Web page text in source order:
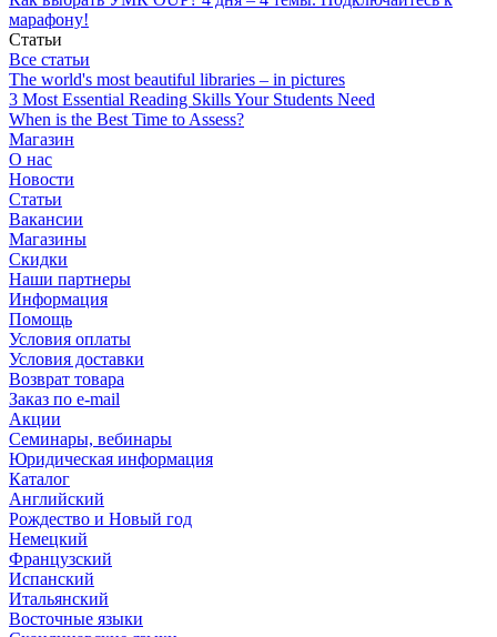
марафону!
Статьи
Все статьи
The world's most beautiful libraries – in pictures
3 Most Essential Reading Skills Your Students Need
When is the Best Time to Assess?
Магазин
О нас
Новости
Статьи
Вакансии
Магазины
Скидки
Наши партнеры
Информация
Помощь
Условия оплаты
Условия доставки
Возврат товара
Заказ по e-mail
Акции
Семинары, вебинары
Юридическая информация
Каталог
Английский
Рождество и Новый год
Немецкий
Французский
Испанский
Итальянский
Восточные языки